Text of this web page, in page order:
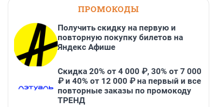
ПРОМОКОДЫ
Получить скидку на первую и
повторную покупку билетов на
Яндекс Афише
Скидка 20% от 4 000 ₽, 30% от 7 000
₽ и 40% от 12 000 ₽ на первый и все
повторные заказы по промокоду
ТРЕНД